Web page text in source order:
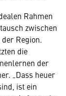
Rahmen
zwischen
Region.
die
der
„Dass heuer
ist ein